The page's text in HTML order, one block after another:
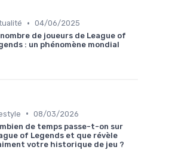
• 04/06/2025
nombre de joueurs de League of
: un phénomène mondial
• 08/03/2026
de temps passe-t-on sur
of Legends et que révèle
votre historique de jeu ?